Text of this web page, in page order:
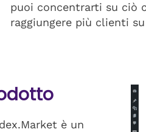
puoi concentrarti su ciò
raggiungere più clienti su
è un